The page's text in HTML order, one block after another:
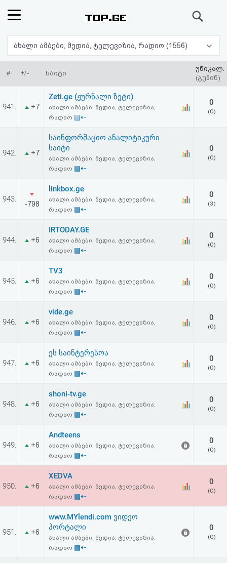
რეიტინგი
(მთავარი)
ფოსტა
ავტორიზაცია
რეგისტრაცია
აღდგენა
კოდი
სალიცენზიო
შეთანხმება
პასუხისმგებლობის
ახალი ამბები, მედია, ტელევიზია, რადიო (1556)
# +/- საიტი
უნიკალ.
(გუშინ)
941. +7
Zeti.ge (ჟურნალი ზეტი)
ახალი ამბები, მედია, ტელევიზია,
რადიო ▤⇠
0
(0)
942. +7
საინფორმაციო ანალიტიკური
საიტი
ახალი ამბები, მედია, ტელევიზია,
რადიო ▤⇠
0
(0)
943.
-798
linkbox.ge
ახალი ამბები, მედია, ტელევიზია,
რადიო ▤⇠
0
(3)
944. +6
IRTODAY.GE
ახალი ამბები, მედია, ტელევიზია,
რადიო ▤⇠
0
(0)
945. +6
TV3
ახალი ამბები, მედია, ტელევიზია,
რადიო ▤⇠
0
(0)
946. +6
vide.ge
ახალი ამბები, მედია, ტელევიზია,
რადიო ▤⇠
0
(0)
947. +6
ეს საინტერესოა
ახალი ამბები, მედია, ტელევიზია,
რადიო ▤⇠
0
(0)
948. +6
shoni-tv.ge
ახალი ამბები, მედია, ტელევიზია,
რადიო ▤⇠
0
(0)
949. +6
Andteens
ახალი ამბები, მედია, ტელევიზია,
რადიო ▤⇠
0
(0)
950. +6
XEDVA
ახალი ამბები, მედია, ტელევიზია,
რადიო ▤⇠
0
(0)
951. +6
www.MYlendi.com ვიდეო
პორტალი
ახალი ამბები, მედია, ტელევიზია,
რადიო ▤⇠
0
(0)